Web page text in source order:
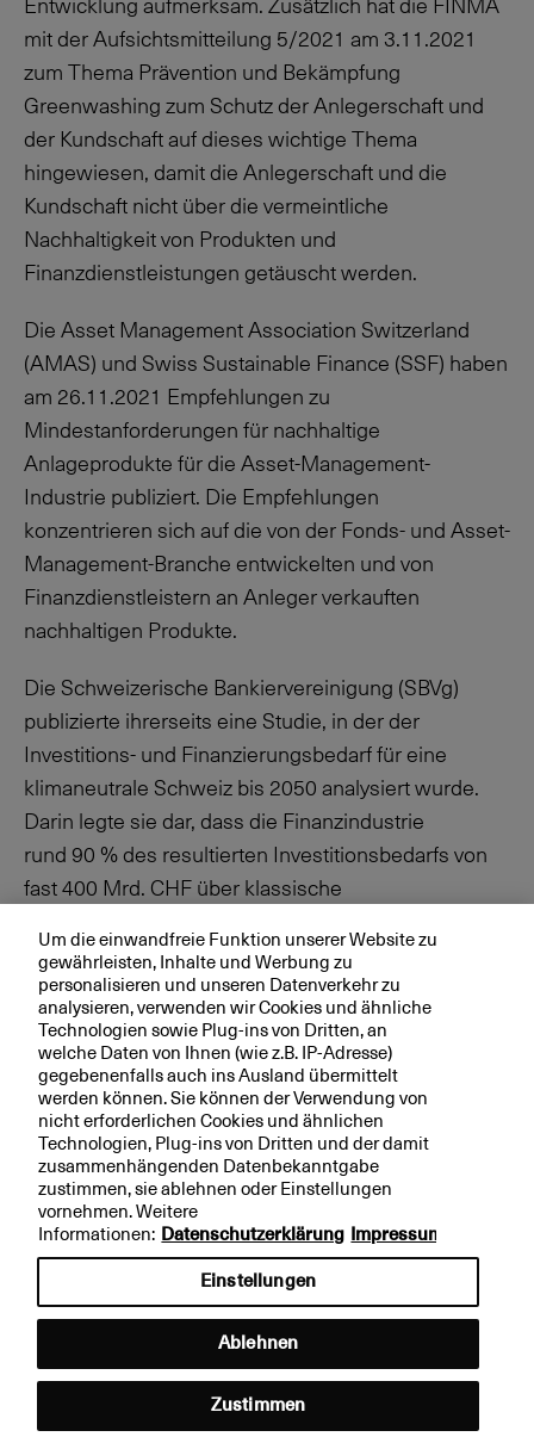
Entwicklung aufmerksam. Zusätzlich hat die FINMA
mit der Aufsichtsmitteilung 5/2021 am 3.11.2021
zum Thema Prävention und Bekämpfung
Greenwashing zum Schutz der Anlegerschaft und
der Kundschaft auf dieses wichtige Thema
hingewiesen, damit die Anlegerschaft und die
Kundschaft nicht über die vermeintliche
Nachhaltigkeit von Produkten und
Finanzdienstleistungen getäuscht werden.
Die Asset Management Association Switzerland
(AMAS) und Swiss Sustainable Finance (SSF) haben
am 26.11.2021 Empfehlungen zu
Mindestanforderungen für nachhaltige
Anlageprodukte für die Asset-Management-
Industrie publiziert. Die Empfehlungen
konzentrieren sich auf die von der Fonds- und Asset-
Management-Branche entwickelten und von
Finanzdienstleistern an Anleger verkauften
nachhaltigen Produkte.
Die Schweizerische Bankiervereinigung (SBVg)
publizierte ihrerseits eine Studie, in der der
Investitions- und Finanzierungsbedarf für eine
klimaneutrale Schweiz bis 2050 analysiert wurde.
Darin legte sie dar, dass die Finanzindustrie
rund 90 % des resultierten Investitionsbedarfs von
fast 400 Mrd. CHF über klassische
über den Kapitalmarkt, aufbringen könne. Die
verbleibenden Mittel wären z.B. mit Private-Public-
Partnerships zu realisieren. Damit knüpfte die SBVg
an ihren strategischenPositionsbezug von 2020
bei dem sie postulierte, dass der Schweizer
Finanzplatz eine internationale Führungsrolle im
Bereich Sustainable Finance einnehmen müsse.
Vor diesem Hintergrund haben die beiden
Konzernbanken die im In- und Ausland
zunehmenden regulatorischen Aktivitäten zu
Sustainable Finance sowie das Thema
Greenwashing in der Finanzbranche innerhalb der
Fachbereiche sowie in den Oberleitungsgremien
verstärkt adressiert. Die Themen wurden an
Um die einwandfreie Funktion unserer Website zu
gewährleisten, Inhalte und Werbung zu
personalisieren und unseren Datenverkehr zu
analysieren, verwenden wir Cookies und ähnliche
Technologien sowie Plug-ins von Dritten, an
welche Daten von Ihnen (wie z.B. IP-Adresse)
gegebenenfalls auch ins Ausland übermittelt
werden können. Sie können der Verwendung von
nicht erforderlichen Cookies und ähnlichen
Technologien, Plug-ins von Dritten und der damit
zusammenhängenden Datenbekanntgabe
zustimmen, sie ablehnen oder Einstellungen
vornehmen. Weitere
Informationen: Datenschutzerklärung Impressum
Einstellungen
Ablehnen
Zustimmen